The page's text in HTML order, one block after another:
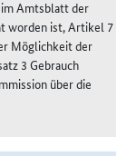
Amtsblatt der
worden ist, Artikel 7
Möglichkeit der
3 Gebrauch
über die